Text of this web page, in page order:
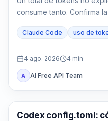
consume tanto. Confirma
limpia.
Claude Code uso de
4 ago. 2026 4 min
A AI Free API Team
Herramientas de desarrollo
Codex config.toml: